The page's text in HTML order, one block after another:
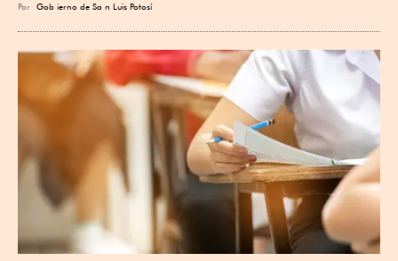
Por Gob ierno de Sa n Luis Potosí